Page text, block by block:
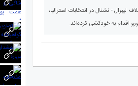
لیبرال - نشنال در انتخابات استرالیا،
اقدام به خودکشی کرده‌اند.